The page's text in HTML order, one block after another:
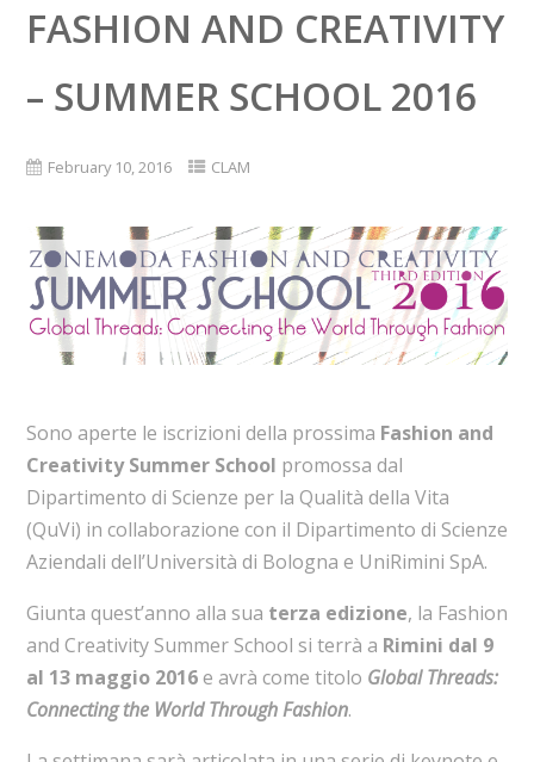
FASHION AND CREATIVITY
– SUMMER SCHOOL 2016
February 10, 2016 CLAM
Sono aperte le iscrizioni della prossima Fashion and
Creativity Summer School promossa dal
Dipartimento di Scienze per la Qualità della Vita
(QuVi) in collaborazione con il Dipartimento di Scienze
Aziendali dell’Università di Bologna e UniRimini SpA.
Giunta quest’anno alla sua terza edizione, la Fashion
and Creativity Summer School si terrà a Rimini dal 9
al 13 maggio 2016e avrà come titolo Global Threads:
Connecting the World Through Fashion.